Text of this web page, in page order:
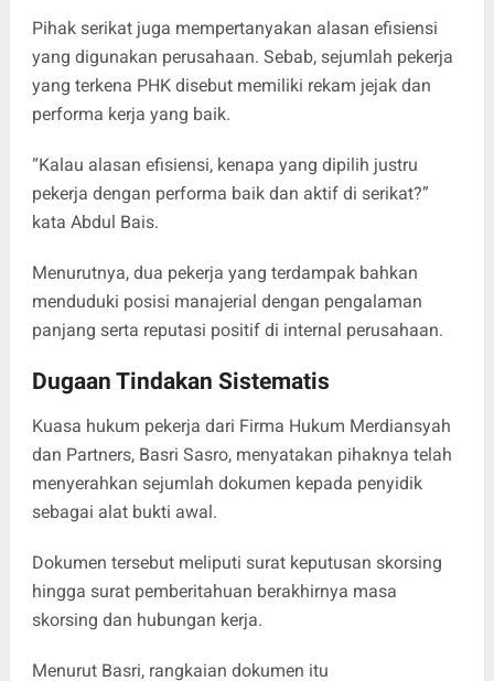
Pihak serikat juga mempertanyakan alasan efisiensi
yang digunakan perusahaan. Sebab, sejumlah pekerja
yang terkena PHK disebut memiliki rekam jejak dan
performa kerja yang baik.
“Kalau alasan efisiensi, kenapa yang dipilih justru
pekerja dengan performa baik dan aktif di serikat?”
kata Abdul Bais.
Menurutnya, dua pekerja yang terdampak bahkan
menduduki posisi manajerial dengan pengalaman
panjang serta reputasi positif di internal perusahaan.
Dugaan Tindakan Sistematis
Kuasa hukum pekerja dari Firma Hukum Merdiansyah
dan Partners, Basri Sasro, menyatakan pihaknya telah
menyerahkan sejumlah dokumen kepada penyidik
sebagai alat bukti awal.
Dokumen tersebut meliputi surat keputusan skorsing
hingga surat pemberitahuan berakhirnya masa
skorsing dan hubungan kerja.
Menurut Basri, rangkaian dokumen itu